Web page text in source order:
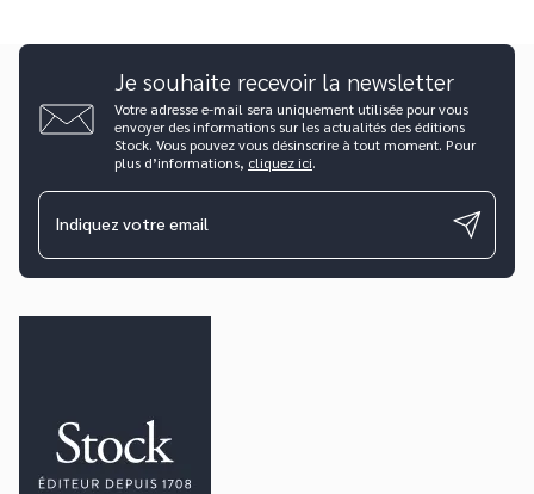
Je souhaite recevoir la newsletter
Votre adresse e-mail sera uniquement utilisée pour vous
envoyer des informations sur les actualités des éditions
Stock. Vous pouvez vous désinscrire à tout moment. Pour
plus d’informations, cliquez ici.
Indiquez votre email